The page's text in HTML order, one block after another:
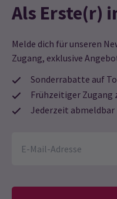
Als Erste(r)
Melde dich für unseren
Zugang, exklusive
Sonderrabatte auf
Frühzeitiger Zugang
Jederzeit abmeldbar